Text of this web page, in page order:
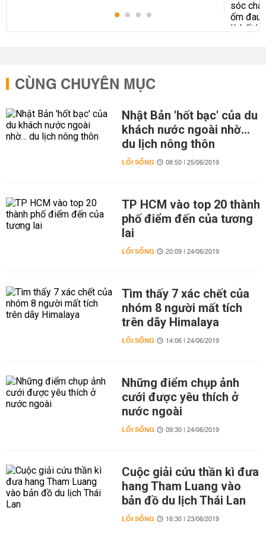
CÙNG CHUYÊN MỤC
Nhật Bản 'hốt bạc' của du
khách nước ngoài nhờ…
du lịch nông thôn
LỐI SỐNG 08:50 | 25/06/2019
TP HCM vào top 20 thành
phố điểm đến của tương
lai
LỐI SỐNG 20:09 | 24/06/2019
Tìm thấy 7 xác chết của
nhóm 8 người mất tích
trên dãy Himalaya
LỐI SỐNG 14:06 | 24/06/2019
Những điểm chụp ảnh
cưới được yêu thích ở
nước ngoài
LỐI SỐNG 09:30 | 24/06/2019
Cuộc giải cứu thần kì đưa
hang Tham Luang vào
bản đồ du lịch Thái Lan
LỐI SỐNG 16:30 | 23/06/2019